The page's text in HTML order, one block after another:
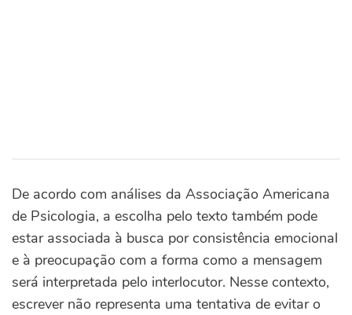
De acordo com análises da Associação Americana
de Psicologia, a escolha pelo texto também pode
estar associada à busca por consistência emocional
e à preocupação com a forma como a mensagem
será interpretada pelo interlocutor. Nesse contexto,
escrever não representa uma tentativa de evitar o